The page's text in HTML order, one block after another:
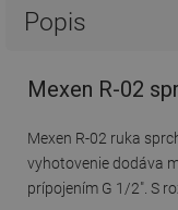
Popis
Mexen R-02
Mexen R-02 ruka
vyhotovenie dodáva
prípojením G 1/2". S